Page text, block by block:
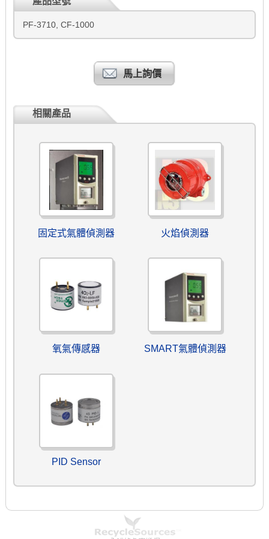
PF-3710, CF-1000
馬上詢價
相關產品
固定式氣體偵測器 火焰偵測器
氧氣傳感器 SMART氣體偵測器
PID Sensor